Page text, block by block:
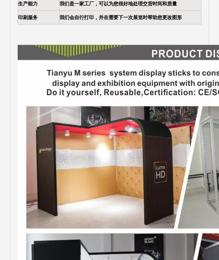
生产能力 我们是一家工厂，可以为您很好地处理交货时间和质量
印刷服务 我们会自行打印，并在需要下一次展览时帮助您更改图形